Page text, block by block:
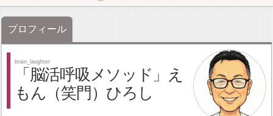
プロフィール
brain_laughter
「脳活呼吸メソッド」え
もん（笑門）ひろし